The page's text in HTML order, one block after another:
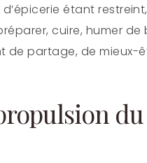
étant
cuire, humer de
de partage, de mieux-
du